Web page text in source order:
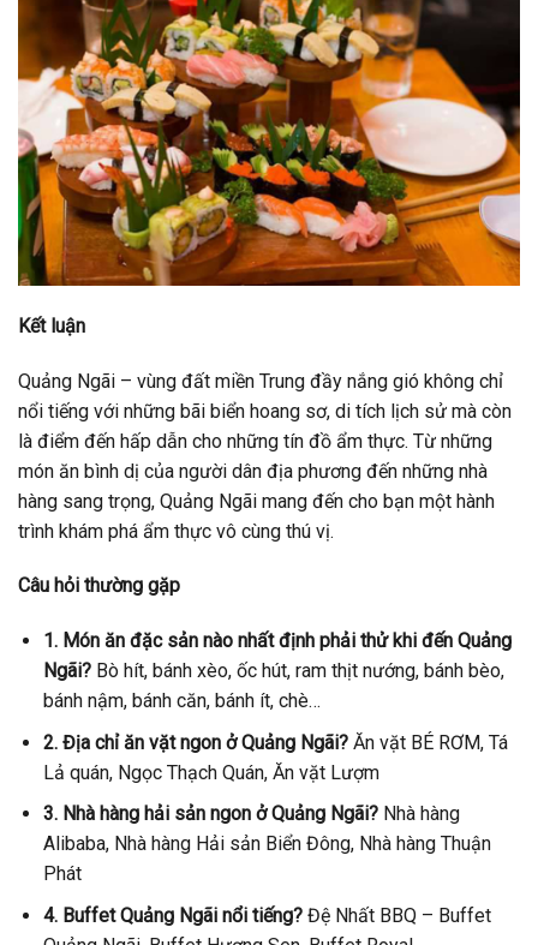
Kết luận
Quảng Ngãi – vùng đất miền Trung đầy nắng gió không chỉ
nổi tiếng với những bãi biển hoang sơ, di tích lịch sử mà còn
là điểm đến hấp dẫn cho những tín đồ ẩm thực. Từ những
món ăn bình dị của người dân địa phương đến những nhà
hàng sang trọng, Quảng Ngãi mang đến cho bạn một hành
trình khám phá ẩm thực vô cùng thú vị.
Câu hỏi thường gặp
1. Món ăn đặc sản nào nhất định phải thử khi đến Quảng
Ngãi?Bò hít, bánh xèo, ốc hút, ram thịt nướng, bánh bèo,
bánh nậm, bánh căn, bánh ít, chè…
2. Địa chỉ ăn vặt ngon ở Quảng Ngãi?Ăn vặt BÉ RƠM, Tá
Lả quán, Ngọc Thạch Quán, Ăn vặt Lượm
3. Nhà hàng hải sản ngon ở Quảng Ngãi?Nhà hàng
Alibaba, Nhà hàng Hải sản Biển Đông, Nhà hàng Thuận
Phát
4. Buffet Quảng Ngãi nổi tiếng?Đệ Nhất BBQ – Buffet